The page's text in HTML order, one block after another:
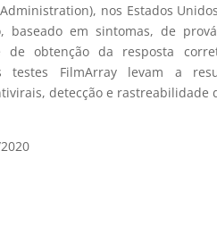
nos Estados
baseado em sintomas, de
de obtenção da resposta
testes FilmArray levam a
detecção e rastreabilidade